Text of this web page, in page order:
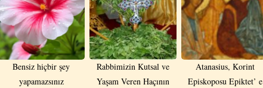
Bensiz hiçbir şey
yapamazsınız
Rabbimizin Kutsal ve
Yaşam Veren Haçının
Atanasius, Korint
Episkoposu Epiktet’ e